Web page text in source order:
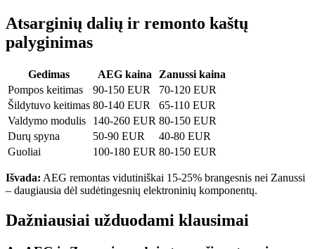
Atsarginių dalių ir remonto kaštų
palyginimas
Gedimas AEG kaina
Zanussi kaina
Pompos keitimas
90-150 EUR
70-120 EUR
Šildytuvo keitimas 80-140 EUR
65-110 EUR
Valdymo modulis
140-260 EUR 80-150 EUR
Durų spyna
50-90 EUR
40-80 EUR
Guoliai
100-180 EUR 80-150 EUR
Išvada: AEG remontas vidutiniškai 15-25% brangesnis nei Zanussi
– daugiausia dėl sudėtingesnių elektroninių komponentų.
Dažniausiai užduodami klausimai